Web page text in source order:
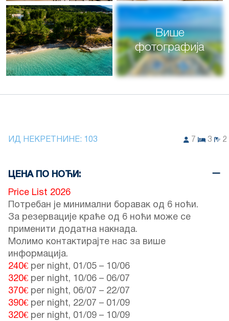
Више
фотографија
ИД НЕКРЕТНИНЕ: 103 7 3 2
ЦЕНА ПО НОЋИ:
Price List 2026
Потребан је минимални боравак од 6 ноћи.
За резервације краће од 6 ноћи може се
применити додатна накнада.
Молимо контактирајте нас за више
информација.
240€ per night, 01/05 – 10/06
320€ per night, 10/06 – 06/07
370€ per night, 06/07 – 22/07
390€ per night, 22/07 – 01/09
320€ per night, 01/09 – 10/09